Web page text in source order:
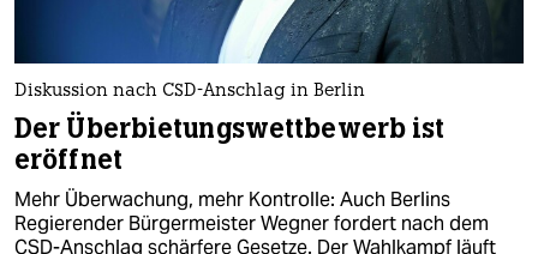
Diskussion nach CSD-Anschlag in Berlin
Der Überbietungswettbewerb ist
eröffnet
Mehr Überwachung, mehr Kontrolle: Auch Berlins
Regierender Bürgermeister Wegner fordert nach dem
CSD-Anschlag schärfere Gesetze. Der Wahlkampf läuft